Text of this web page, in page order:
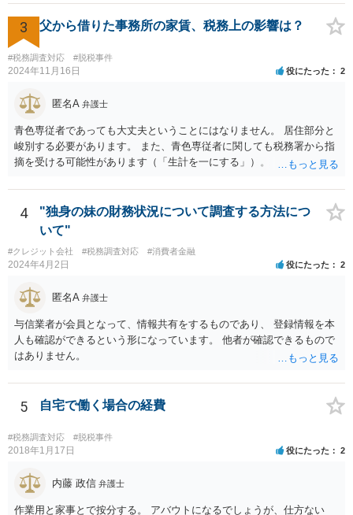
する義務がある場合で確定申告をしなかった場合には、税務署の調査
等があり、本来払うべき税金にプラスして加算税の処分を科される場
合もあります。 高額なものでもない限り単なる無申告だけでは直ちに
逮捕されないとは思います。
3 父から借りた事務所の家賃、税務上の影響は？
#税務調査対応 #脱税事件
2024年11月16日 役にたった 2
匿名A 弁護士
青色専従者であっても大丈夫ということにはなりません。 居住部分と
峻別する必要があります。 また、青色専従者に関しても税務署から指
摘を受ける可能性があります（「生計を一にする」）。
4
"独身の妹の財務状況について調査する方法につ
いて"
#クレジット会社 #税務調査対応 #消費者金融
2024年4月2日 役にたった 2
匿名A 弁護士
与信業者が会員となって、情報共有をするものであり、 登録情報を本
人も確認ができるという形になっています。 他者が確認できるもので
はありません。
5 自宅で働く場合の経費
#税務調査対応 #脱税事件
2018年1月17日 役にたった 2
内藤 政信 弁護士
作業用と家事とで按分する。 アバウトになるでしょうが、仕方ない